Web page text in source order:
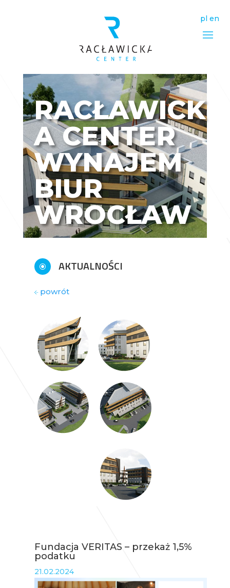
pl en
RACŁAWICK
A CENTER
WYNAJEM
BIUR
WROCŁAW
\ AKTUALNOŚCI
powrót
Fundacja VERITAS – przekaż 1,5%
podatku
21.02.2024